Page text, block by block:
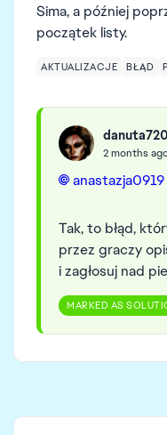
Sima, a później
początek listy.
AKTUALIZACJE BŁĄD
danuta720
2 months
anastazja0919​
Tak, to błąd,
przez graczy
i zagłosuj nad
MARKED AS